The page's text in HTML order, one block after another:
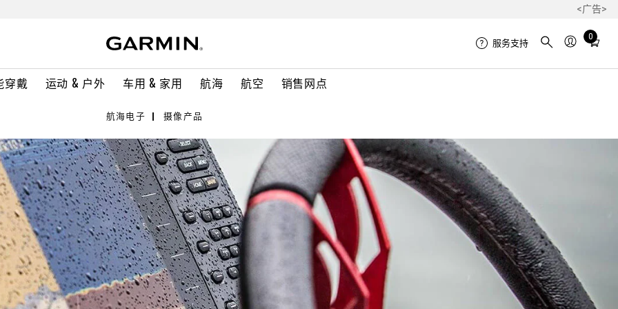
<广告>
穿戴 运动 & 户外 车用 & 家用 航海 航空 销售网点
服务支持
0
Total
in
航海电子 摄像产品